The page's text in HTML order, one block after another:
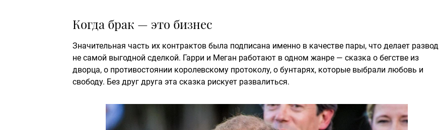
Когда брак — это бизнес
Значительная часть их контрактов была подписана именно в качестве пары, что делает развод
не самой выгодной сделкой. Гарри и Меган работают в одном жанре — сказка о бегстве из
дворца, о противостоянии королевскому протоколу, о бунтарях, которые выбрали любовь и
свободу. Без друг друга эта сказка рискует развалиться.